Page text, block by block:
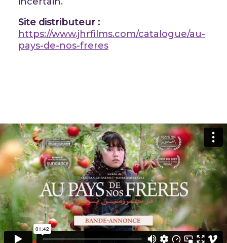
Site distributeur :
https://www.jhrfilms.com/catalogue/au-
pays-de-nos-freres